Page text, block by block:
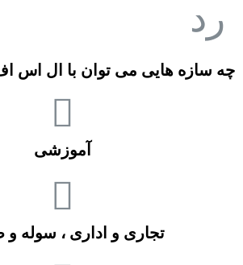
چه سازه هایی می توان با ال اس
آموزشی
تجاری و اداری ، سوله و